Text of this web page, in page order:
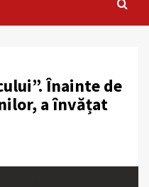
Înainte de
a învățat